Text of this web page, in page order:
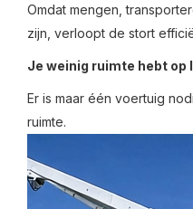
Omdat mengen,
zijn, verloopt de stort
Je weinig ruimte hebt op
Er is maar één voertuig
ruimte.